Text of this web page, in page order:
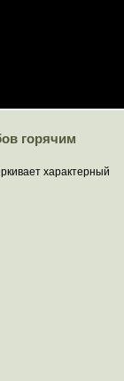
горячим
характерный